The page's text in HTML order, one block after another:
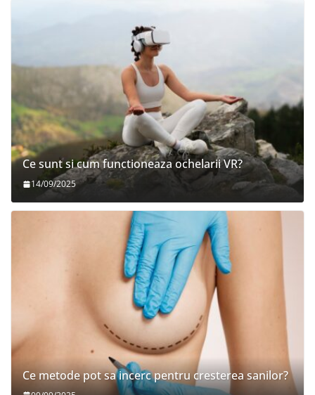
Ce sunt si cum functioneaza ochelarii VR?
14/09/2025
Ce metode pot sa incerc pentru cresterea sanilor?